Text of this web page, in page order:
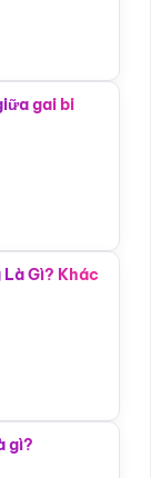
gai bi
Là Gì? Khác
gì?